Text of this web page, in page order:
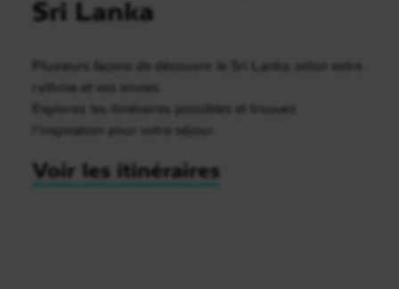
Sri Lanka
Plusieurs façons de découvrir le Sri Lanka, selon votre
rythme et vos envies.
Explorez les itinéraires possibles et trouvez
l’inspiration pour votre séjour.
Voir les itinéraires